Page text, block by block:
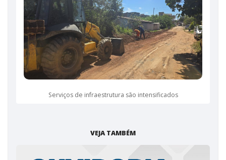
Serviços de infraestrutura são intensificados
VEJA TAMBÉM